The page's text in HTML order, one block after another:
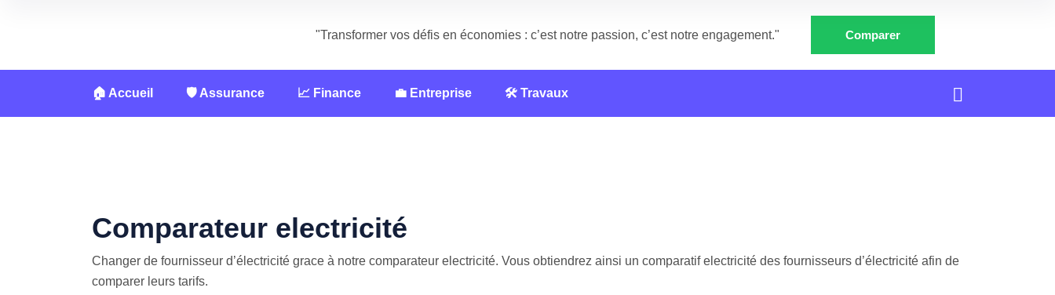
"Transformer vos défis en économies : c’est notre passion, c’est notre engagement." Comparer
🏠 Accueil 🛡️ Assurance 📈 Finance 💼 Entreprise 🛠️ Travaux
Comparateur electricité
Changer de fournisseur d’électricité grace à notre comparateur electricité. Vous obtiendrez ainsi un comparatif electricité des fournisseurs d’électricité afin de
comparer leurs tarifs.